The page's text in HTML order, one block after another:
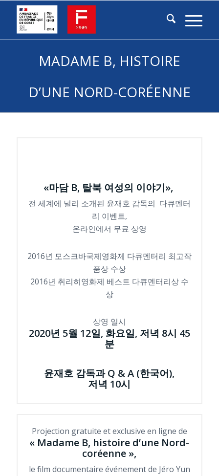
MADAME B, HISTOIRE
D’UNE NORD-CORÉENNE
«마담 B, 탈북 여성의 이야기»,
전 세계에 널리 소개된 윤재호 감독의 다큐멘터
리 이벤트,
온라인에서 무료 상영
2016년 모스크바국제영화제 다큐멘터리 최고작
품상 수상
2016년 취리히영화제 베스트 다큐멘터리상 수
상
상영 일시
2020년 5월 12일, 화요일, 저녁 8시 45
분
윤재호 감독과 Q & A (한국어),
저녁 10시
Projection gratuite et exclusive en ligne de
« Madame B, histoire d’une Nord-
coréenne »,
le film documentaire événement de Jéro Yun